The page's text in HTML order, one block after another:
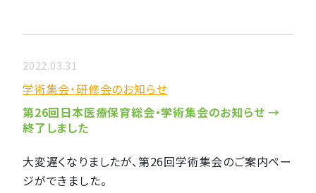
2022.03.31
学術集会・研修会のお知らせ
第26回日本医療保育総会・学術集会のお知らせ →
終了しました
大変遅くなりましたが、第26回学術集会のご案内ペー
ジができました。